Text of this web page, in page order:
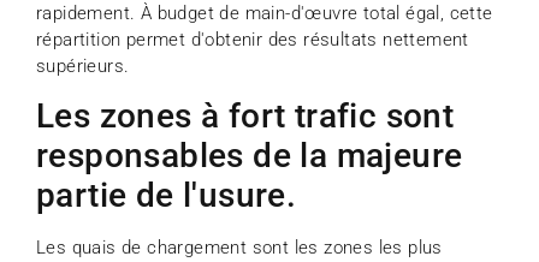
rapidement. À budget de main-d'œuvre total égal, cette
répartition permet d'obtenir des résultats nettement
supérieurs.
Les zones à fort trafic sont
responsables de la majeure
partie de l'usure.
Les quais de chargement sont les zones les plus